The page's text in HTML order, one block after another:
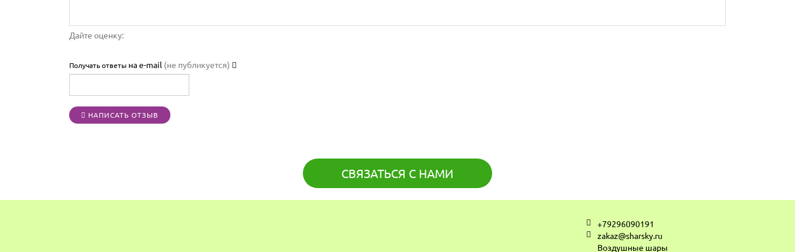
Дайте оценку:
Получать ответы на e-mail (не публикуется)
НАПИСАТЬ ОТЗЫВ
СВЯЗАТЬСЯ С НАМИ
+79296090191
zakaz@sharsky.ru
Воздушные шары